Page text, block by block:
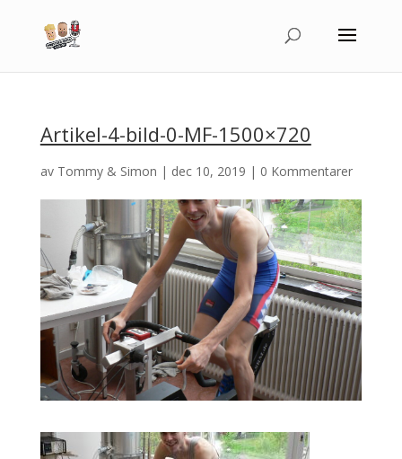
Artikel-4-bild-0-MF-1500×720
av Tommy & Simon | dec 10, 2019 | 0 Kommentarer